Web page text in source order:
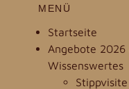
MENÜ
Startseite
Angebote 2026
Wissenswertes